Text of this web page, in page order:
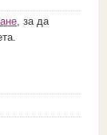
, за да